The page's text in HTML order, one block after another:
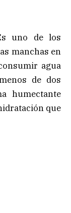
uno de los
manchas en
agua
de dos
humectante
que